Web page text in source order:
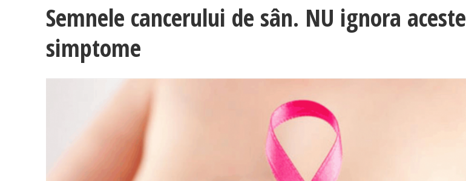
Semnele cancerului de sân. NU ignora aceste
simptome